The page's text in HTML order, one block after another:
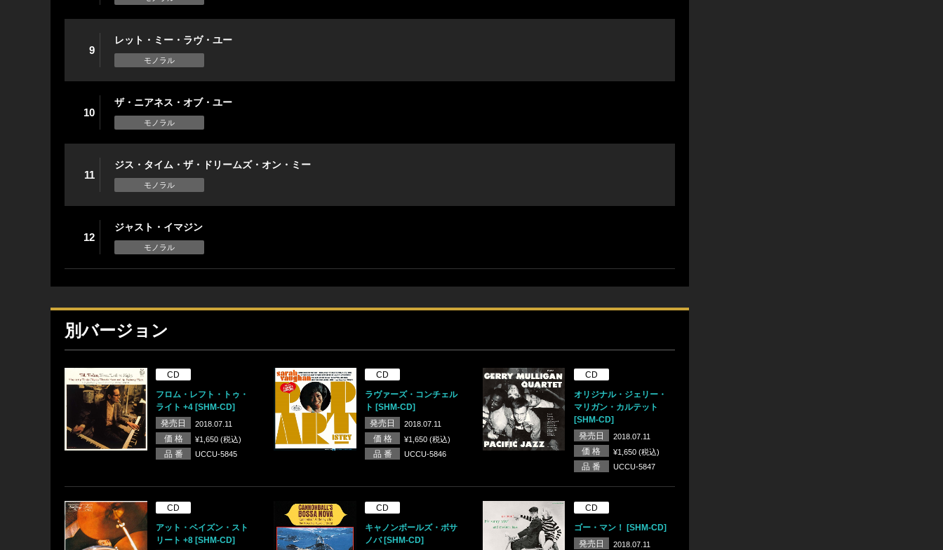
9
レット・ミー・ラヴ・ユー
モノラル
10
ザ・ニアネス・オブ・ユー
モノラル
11
ジス・タイム・ザ・ドリームズ・オン・ミー
モノラル
12
ジャスト・イマジン
モノラル
別バージョン
CD
フロム・レフト・トゥ・
ライト +4 [SHM-CD]
発売日
2018.07.11
価 格 ¥1,650 (税込)
品 番 UCCU-5845
CD
ラヴァーズ・コンチェル
ト [SHM-CD]
発売日
2018.07.11
価 格 ¥1,650 (税込)
品 番 UCCU-5846
CD
オリジナル・ジェリー・
マリガン・カルテット
[SHM-CD]
発売日
2018.07.11
価 格 ¥1,650 (税込)
品 番 UCCU-5847
CD
アット・ベイズン・スト
リート +8 [SHM-CD]
CD
キャノンボールズ・ボサ
ノバ [SHM-CD]
CD
ゴー・マン！ [SHM-CD]
発売日
2018.07.11